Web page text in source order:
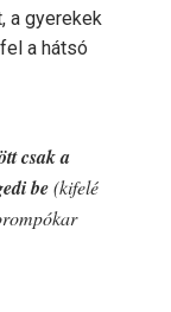
a gyerekek
a hátsó
csak a
be(kifelé